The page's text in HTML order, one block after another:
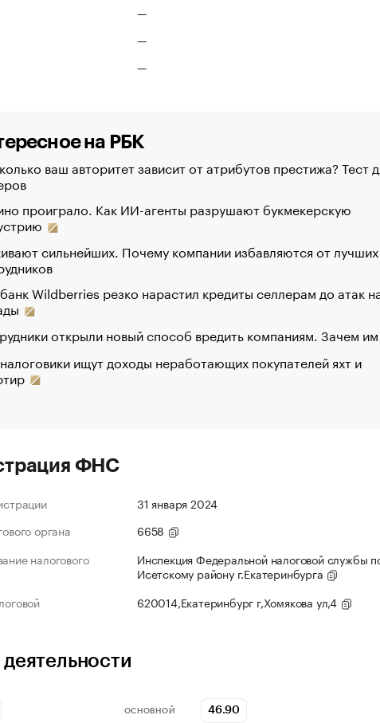
—
—
—
на РБК
ваш авторитет зависит от атрибутов престижа? Тест
проиграло. Как ИИ-агенты разрушают букмекерскую
сильнейших. Почему компании избавляются от лучших
Wildberries резко нарастил кредиты селлерам до атак
открыли новый способ вредить компаниям. Зачем
ищут доходы неработающих покупателей яхт и
ФНС
31 января 2024
органа
6658
налогового
Инспекция Федеральной налоговой службы
Исетскому району г.Екатеринбурга
620014,Екатеринбург г,Хомякова ул,4
ОСНОВНОЙ 46.90